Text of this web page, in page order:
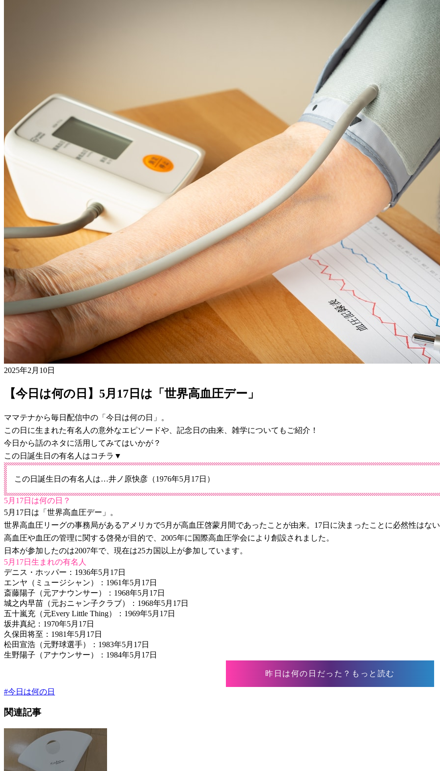
2025年2月10日
【今日は何の日】5月17日は「世界高血圧デー」
ママテナから毎日配信中の「今日は何の日」。
この日に生まれた有名人の意外なエピソードや、記念日の由来、雑学についてもご紹介！
今日から話のネタに活用してみてはいかが？
この日誕生日の有名人はコチラ▼
この日誕生日の有名人は…井ノ原快彦（1976年5月17日）
5月17日は何の日？
5月17日は「世界高血圧デー」。
世界高血圧リーグの事務局があるアメリカで5月が高血圧啓蒙月間であったことが由来。17日に決まったことに必然性はな
高血圧や血圧の管理に関する啓発が目的で、2005年に国際高血圧学会により創設されました。
日本が参加したのは2007年で、現在は25カ国以上が参加しています。
5月17日生まれの有名人
デニス・ホッパー：1936年5月17日
エンヤ（ミュージシャン）：1961年5月17日
斎藤陽子（元アナウンサー）：1968年5月17日
城之内早苗（元おニャン子クラブ）：1968年5月17日
五十嵐充（元Every Little Thing）：1969年5月17日
坂井真紀：1970年5月17日
久保田将至：1981年5月17日
松田宣浩（元野球選手）：1983年5月17日
生野陽子（アナウンサー）：1984年5月17日
昨日は何の日だった？もっと読む
#今日は何の日
関連記事